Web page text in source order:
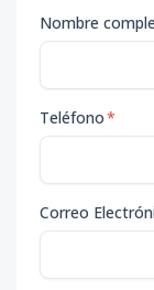
Nombre
Teléfono*
Correo